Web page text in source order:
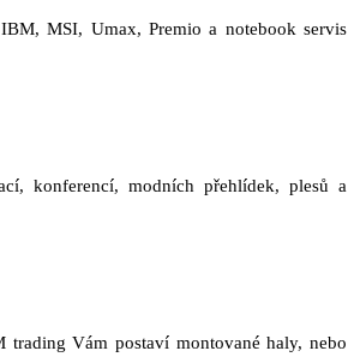
MSI, Umax, Premio a notebook servis
konferencí, modních přehlídek, plesů a
trading Vám postaví montované haly, nebo